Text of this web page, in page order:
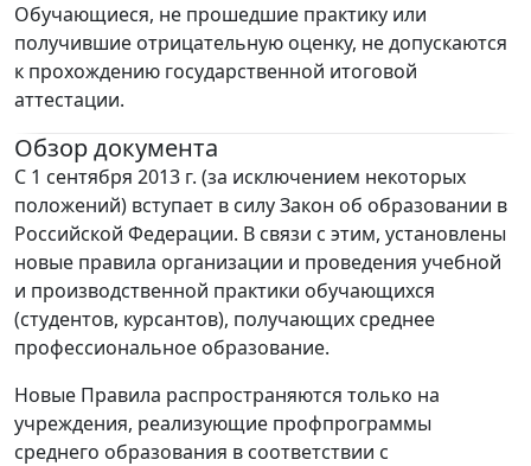
Обучающиеся, не прошедшие практику или
получившие отрицательную оценку, не допускаются
к прохождению государственной итоговой
аттестации.
Обзор документа
С 1 сентября 2013 г. (за исключением некоторых
положений) вступает в силу Закон об образовании в
Российской Федерации. В связи с этим, установлены
новые правила организации и проведения учебной
и производственной практики обучающихся
(студентов, курсантов), получающих среднее
профессиональное образование.
Новые Правила распространяются только на
учреждения, реализующие профпрограммы
среднего образования в соответствии с